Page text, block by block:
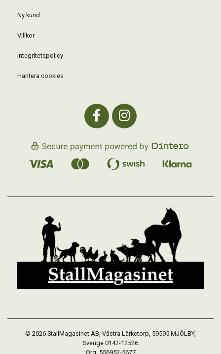
Ny kund
Villkor
Integritetspolicy
Hantera cookies
© 2026 StallMagasinet AB, Västra Lärketorp, 59595 MJÖLBY,
Sverige 0142-12526
Org. 556952-5677